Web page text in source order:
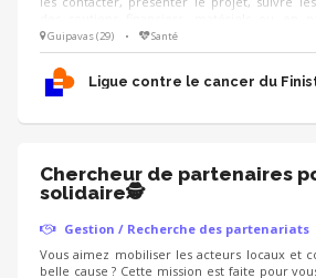
valoriser les partenaires engagés aux
recherche : un·e ambassadeur·rice
dans le contact, qui sait présenter un projet
créer une relation de confiance.
Guipavas (29) • Santé
Ligue contre le cancer du
Chercheur de partenaires
solidaire🕵
Gestion / Recherche des partenariats
Vous aimez mobiliser les acteurs locaux et
belle cause ? Cette mission est faite pour